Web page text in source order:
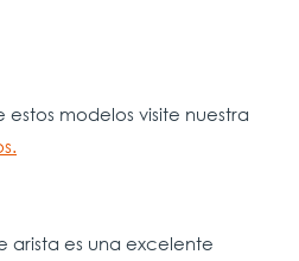
modelos visite nuestra
arista es una excelente